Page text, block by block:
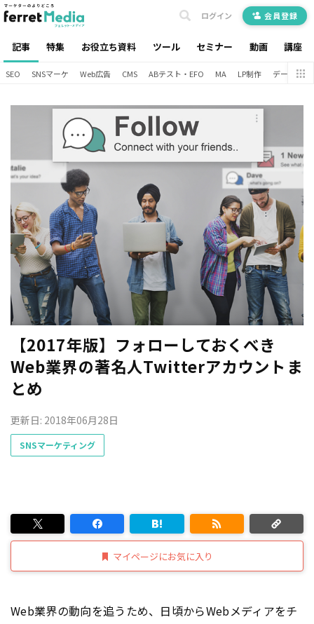
記事 特集 お役立ち資料 ツール セミナー 動画 講座
ログイン 会員登録
SEO SNSマーケ Web広告 CMS ABテスト・EFO MA LP制作 データ分析
【2017年版】フォローしておくべき
Web業界の著名人Twitterアカウントま
とめ
更新日: 2018年06月28日
SNSマーケティング
マイページにお気に入り
Web業界の動向を追うため、日頃からWebメディアをチ